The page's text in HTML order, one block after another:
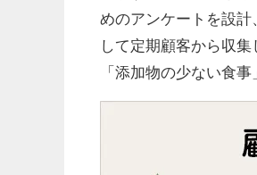
めのアンケートを設
して定期顧客から収
「添加物の少ない食